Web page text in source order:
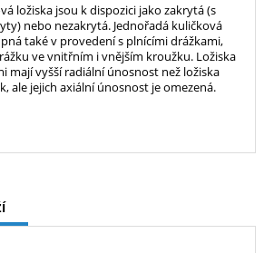
ložiska jsou k dispozici jako zakrytá (s
nebo nezakrytá. Jednořadá kuličková
také v provedení s plnícími drážkami,
ve vnitřním i vnějším kroužku. Ložiska
mají vyšší radiální únosnost než ložiska
ale jejich axiální únosnost je omezená.